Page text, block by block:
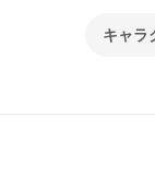
キャラ